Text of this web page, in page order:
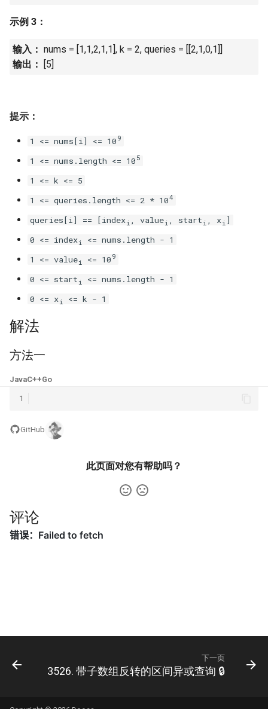
38. 字符串的排列
39. 数组中出现次数超过一半
40. 最小的 k 个数
41. 数据流中的中位数
43. 1 ～ n 整数中 1 出现的次
数
44. 数字序列中某一位的数字
45. 把数组排成最小的数
46. 把数字翻译成字符串
47. 礼物的最大价值
48. 最长不含重复字符的子字
符串
50. 第一个只出现一次的字符
51. 数组中的逆序对
52. 两个链表的第一个公共节
点
53.1. 在排序数组中查找数字 I
35. 最小时间差
36. 后缀表达式
38. 每日温度
39. 直方图最大矩形面积
41. 滑动窗口的平均值
43. 往完全二叉树添加节点
45. 二叉树最底层最左边的值
46. 二叉树的右侧视图
47. 二叉树剪枝
49. 从根节点到叶节点的路径
51. 节点之和最大的路径
52. 展平二叉搜索树
56. 二叉搜索树中两个节点之
5.7. 配对交换
5.8. 绘制直线
8.2. 迷路的机器人
8.3. 魔术索引
8.4. 幂集
8.5. 递归乘法
8.7. 无重复字符串的排列组合
8.9. 括号
8.10. 颜色填充
8.11. 硬币
8.13. 堆箱子
10.2. 变位词组
10.11. 峰与谷
示例 3：
输入： nums = [1,1,2,1,1], k = 2, queries = [[2,1,0,1]]
输出：
[5]
提示：
1 <= nums[i] <= 10 9
1 <= nums.length <= 10 5
1 <= k <= 5
1 <= queries.length <= 2 * 104
queries[i] == [indexi , valuei , start i , xi ]
0 <= indexi
<= nums.length - 1
1 <= valuei <= 10 9
0 <= start i
<= nums.length - 1
0 <= xi <= k - 1
解法
方法一
JavaC++Go
1
GitHub
此页面对您有帮助吗？
评论
下一页
3526. 带子数组反转的区间异或查询 🔒